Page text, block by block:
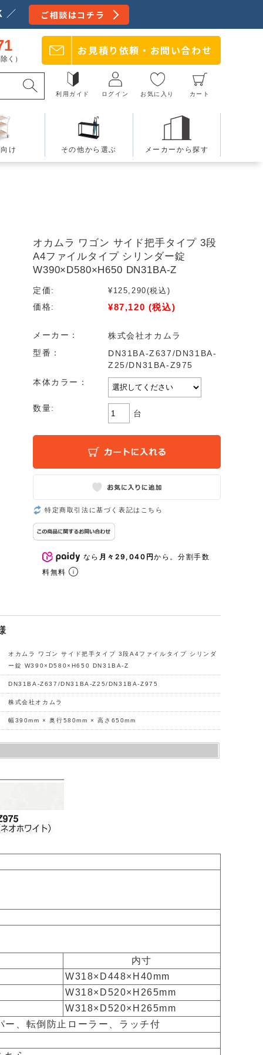
／ ご相談はコチラ
く）
お見積り依頼・ お問い合わせ
利用ガイド ログイン お気に入り カート
け その他から選ぶ メーカーから探す
オカムラ ワゴン サイド把手タイプ 3段
A4ファイルタイプ シリンダー錠
W390×D580×H650 DN31BA-Z
定価: ¥125,290(税込)
価格:
¥87,120 (税込)
メーカー：
株式会社オカムラ
型番：
DN31BA-Z637/DN31BA-
Z25/DN31BA-Z975
本体カラー：
数量:
台
特定商取引法に基づく表記はこちら
なら 月々29,040円から。分割手数
料無料
オカムラ ワゴン サイド把手タイプ 3段A4ファイルタイプ シリンダ
ー錠 W390×D580×H650 DN31BA-Z
DN31BA-Z637/DN31BA-Z25/DN31BA-Z975
株式会社オカムラ
幅390mm × 奥行580mm × 高さ650mm
内寸
W318×D448×H40mm
W318×D520×H265mm
W318×D520×H265mm
、転倒防止ローラー、ラッチ付